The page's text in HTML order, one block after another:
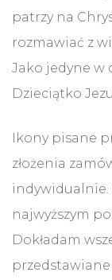
patrzy na
rozmawiać z
Jako jedyne w
Dzieciątko
Ikony pisane
złożenia
najwyższym
Dokładam